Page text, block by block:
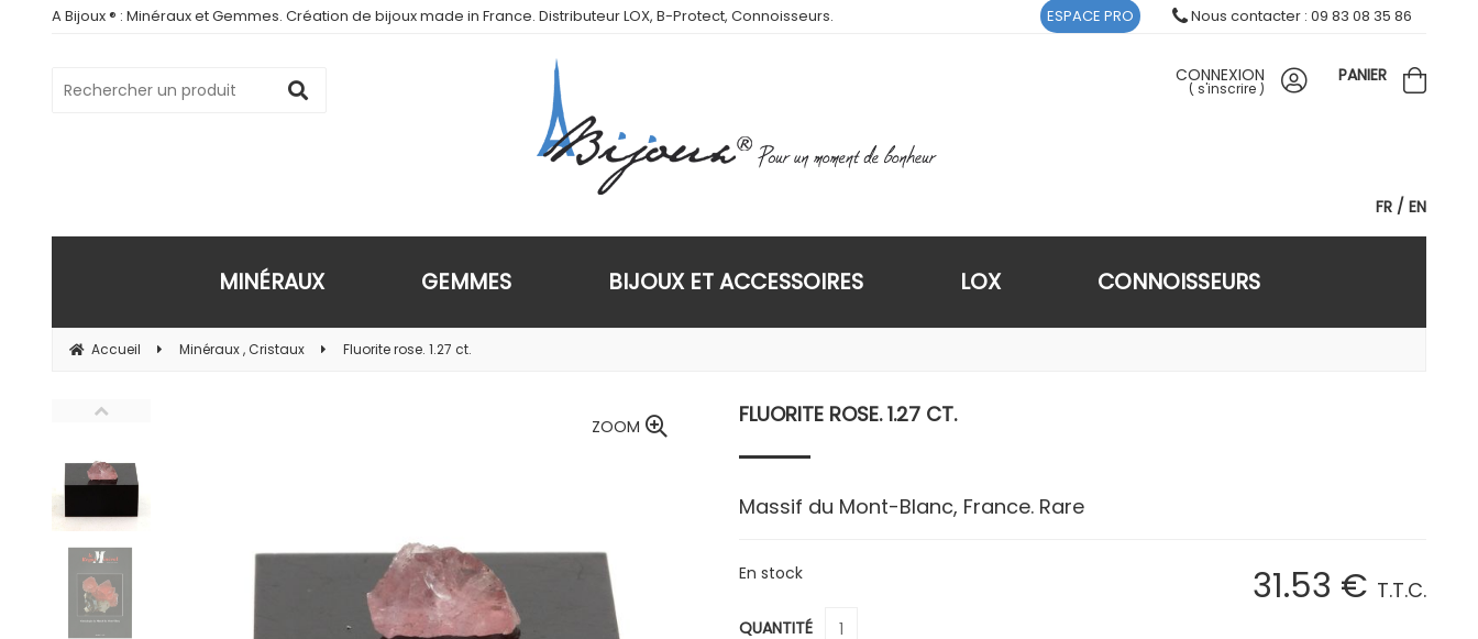
A Bijoux ® : Minéraux et Gemmes. Création de bijoux made in France. Distributeur LOX, B-Protect, Connoisseurs.
FR EN
CONNEXION
( s'inscrire )
PANIER
MINÉRAUX GEMMES BIJOUX ET ACCESSOIRES LOX CONNOISSEURS
Accueil Minéraux , Cristaux Fluorite rose. 1.27 ct.
ZOOM FLUORITE ROSE. 1.27 CT.
Massif du Mont-Blanc, France. Rare
31.53 € T.T.C.
En stock
QUANTITÉ
ESPACE PRO Nous contacter : 09 83 08 35 86